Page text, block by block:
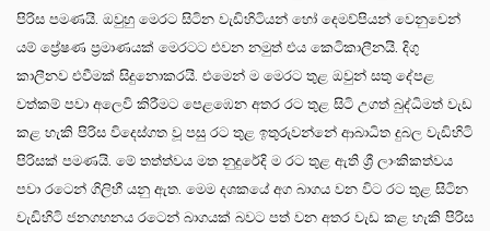
පිරිස පමණයි. ඔවුහු මෙරට සිටින වැඩිහිටියන් හෝ දෙමව්පියන් වෙනුවෙන්
යම් ප්‍රේෂණ ප්‍රමාණයක් මෙරටට එවන නමුත් එය කෙටිකාලීනයි. දිගු
කාලීනව එවීමක් සිදුනොකරයි. එමෙන් ම මෙරට තුළ ඔවුන් සතු දේපළ
වත්කම් පවා අලෙවි කිරීමට පෙළඹෙන අතර රට තුළ සිටි උගත් බුද්ධිමත් වැඩ
කළ හැකි පිරිස විදෙස්ගත වූ පසු රට තුළ ඉතුරුවන්නේ ආබාධිත දුබල වැඩිහිටි
පිරිසක් පමණයි. මේ තත්ත්වය මත නුදුරේදි ම රට තුළ ඇති ශ්‍රී ලාංකිකත්වය
පවා රටෙන් ගිලිහී යනු ඇත. මෙම දශකයේ අග බාගය වන විට රට තුළ සිටින
වැඩිහිටි ජනගහනය රටෙන් බාගයක් බවට පත් වන අතර වැඩ කළ හැකි පිරිස